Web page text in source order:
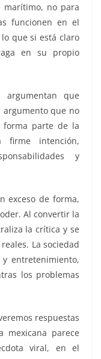
marítimo, no para
funcionen en el
que si está claro
en su propio
argumentan que
que no
forma parte de la
firme intención,
y
exceso de forma,
Al convertir la
la crítica y se
La sociedad
entretenimiento,
los problemas
respuestas
mexicana parece
viral, en el